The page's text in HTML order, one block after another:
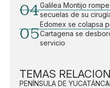
04Galilea Montijo
secuelas de su
05
Edomex se colapsa
Cartagena se
servicio
TEMAS
PENÍNSULA DE YUCATÁN